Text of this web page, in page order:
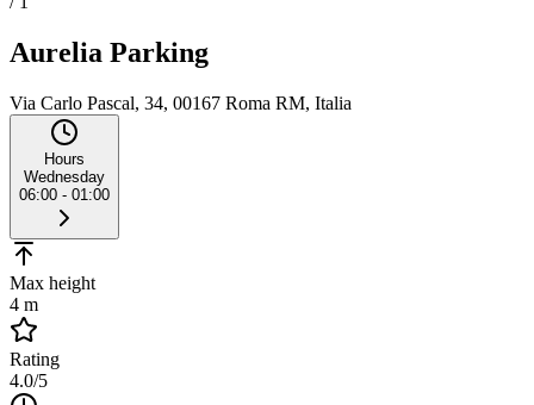
Aurelia Parking
Via Carlo Pascal, 34, 00167 Roma RM, Italia
Hours
Wednesday
06:00 - 01:00
Max height
4 m
Rating
4.0/5